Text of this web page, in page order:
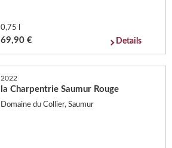
0,75 l
69,90 € Details
2022
la Charpentrie Saumur Rouge
Domaine du Collier, Saumur